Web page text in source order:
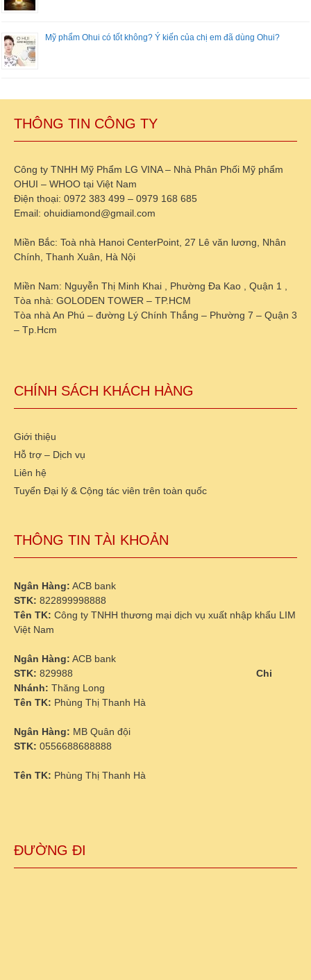
Mỹ phẩm Ohui có tốt không? Ý kiến của chị em đã dùng Ohui?
THÔNG TIN CÔNG TY
Công ty TNHH Mỹ Phẩm LG VINA – Nhà Phân Phối Mỹ phẩm
OHUI – WHOO tại Việt Nam
Điện thoại: 0972 383 499 – 0979 168 685
Email: ohuidiamond@gmail.com
Miền Bắc: Toà nhà Hanoi CenterPoint, 27 Lê văn lương, Nhân
Chính, Thanh Xuân, Hà Nội
Miền Nam: Nguyễn Thị Minh Khai , Phường Đa Kao , Quận 1 ,
Tòa nhà: GOLODEN TOWER – TP.HCM
Tòa nhà An Phú – đường Lý Chính Thắng – Phường 7 – Quận 3
– Tp.Hcm
CHÍNH SÁCH KHÁCH HÀNG
Giới thiệu
Hỗ trợ – Dịch vụ
Liên hệ
Tuyển Đại lý & Cộng tác viên trên toàn quốc
THÔNG TIN TÀI KHOẢN
Ngân Hàng: ACB bank
STK: 822899998888
Tên TK: Công ty TNHH thương mại dịch vụ xuất nhập khẩu LIM
Việt Nam
Ngân Hàng: ACB bank
STK: 829988 Chi
Nhánh: Thăng Long
Tên TK: Phùng Thị Thanh Hà
Ngân Hàng: MB Quân đội
STK: 0556688688888
Tên TK: Phùng Thị Thanh Hà
ĐƯỜNG ĐI